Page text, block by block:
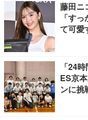
藤田ニ
「す
て可愛
「24
ES京
ンに挑